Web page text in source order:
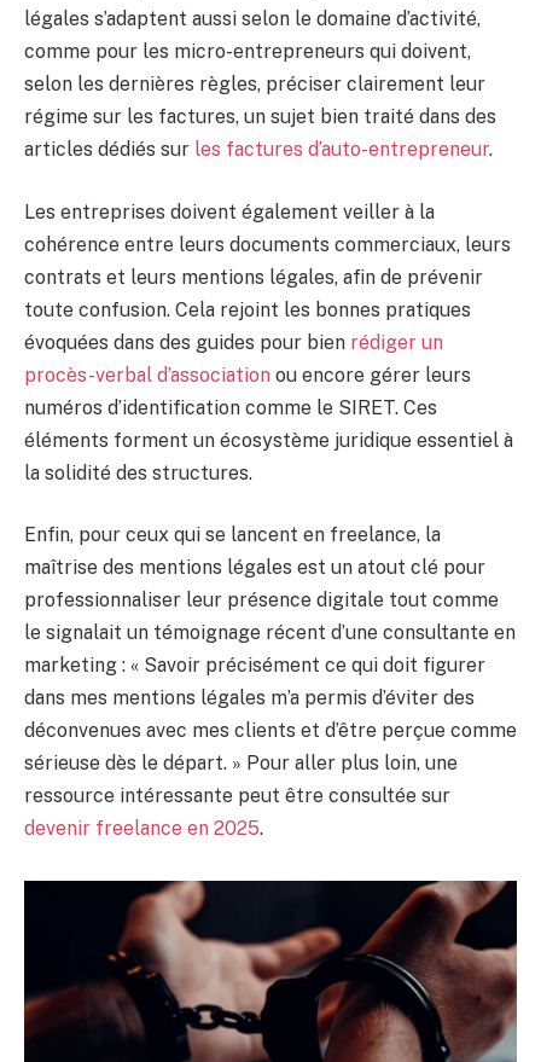
légales s’adaptent aussi selon le domaine d’activité,
comme pour les micro-entrepreneurs qui doivent,
selon les dernières règles, préciser clairement leur
régime sur les factures, un sujet bien traité dans des
articles dédiés sur les factures d’auto-entrepreneur.
Les entreprises doivent également veiller à la
cohérence entre leurs documents commerciaux, leurs
contrats et leurs mentions légales, afin de prévenir
toute confusion. Cela rejoint les bonnes pratiques
évoquées dans des guides pour bien rédiger un
procès-verbal d’association ou encore gérer leurs
numéros d’identification comme le SIRET. Ces
éléments forment un écosystème juridique essentiel à
la solidité des structures.
Enfin, pour ceux qui se lancent en freelance, la
maîtrise des mentions légales est un atout clé pour
professionnaliser leur présence digitale tout comme
le signalait un témoignage récent d’une consultante en
marketing : « Savoir précisément ce qui doit figurer
dans mes mentions légales m’a permis d’éviter des
déconvenues avec mes clients et d’être perçue comme
sérieuse dès le départ. » Pour aller plus loin, une
ressource intéressante peut être consultée sur
devenir freelance en 2025.